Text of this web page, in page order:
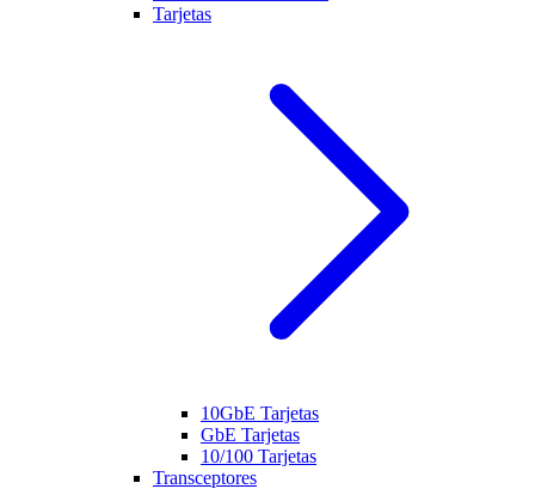
Tarjetas
10GbE Tarjetas
GbE Tarjetas
10/100 Tarjetas
Transceptores